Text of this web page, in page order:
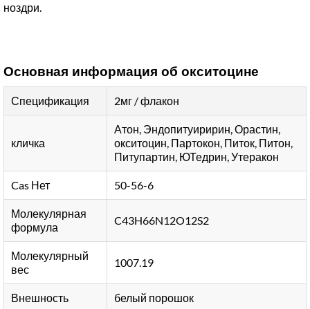
ноздри.
Основная информация об окситоцине
Спецификация 2мг / флакон
кличка
Атон, Эндопитуиририн, Орастин,
окситоцин, Партокон, Питок, Питон,
Питупартин, ЮТедрин, Утеракон
Cas Нет 50-56-6
Молекулярная
формула
C43H66N12O12S2
Молекулярный
вес
1007.19
Внешность белый порошок